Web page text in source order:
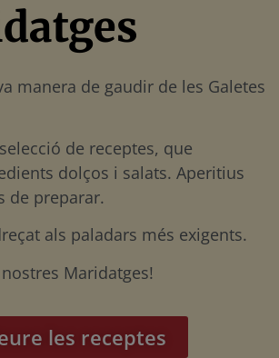
manera de gaudir de les Galetes
de receptes, que
dolços i salats. Aperitius
de preparar.
als paladars més exigents.
Maridatges!
les receptes